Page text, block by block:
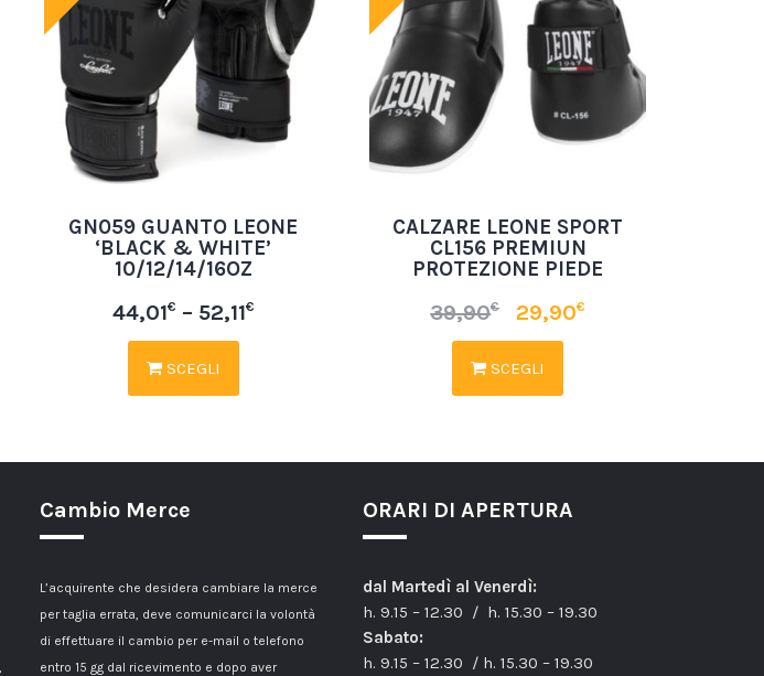
GN059 GUANTO LEONE
‘BLACK & WHITE’
10/12/14/16OZ
44,01€ – 52,11€
SCEGLI
CALZARE LEONE SPORT
CL156 PREMIUN
PROTEZIONE PIEDE
39,90€ 29,90€
SCEGLI
Cambio Merce
L’acquirente che desidera cambiare la merce
per taglia errata, deve comunicarci la volontà
di effettuare il cambio per e-mail o telefono
entro 15 gg dal ricevimento e dopo aver
ORARI DI APERTURA
dal Martedì al Venerdì:
h. 9.15 – 12.30 / h. 15.30 – 19.30
Sabato:
h. 9.15 – 12.30 / h. 15.30 – 19.30